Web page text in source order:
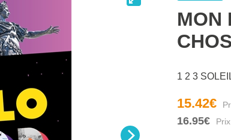
MON
1 2 3
15.42€
16.95€